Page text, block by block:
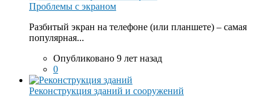
Проблемы с экраном
Разбитый экран на телефоне (или планшете) – самая
популярная...
Опубликовано 9 лет назад
0
Реконструкция зданий и сооружений